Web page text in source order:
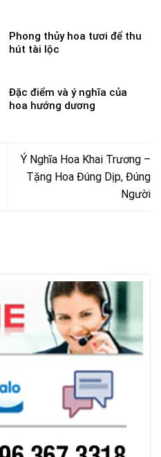
Phong thủy hoa tươi để thu
hút tài lộc
Đặc điểm và ý nghĩa của
hoa hướng dương
Ý Nghĩa Hoa Khai Trương –
Tặng Hoa Đúng Dịp, Đúng
Người